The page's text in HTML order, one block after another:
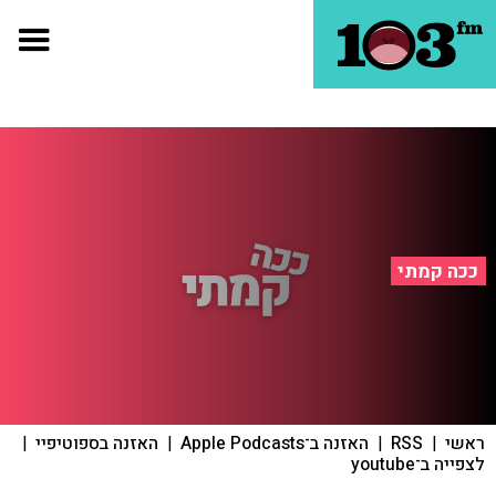
ככה קמתי
ראשי |
RSS
| האזנה ב־Apple Podcasts | האזנה בספוטיפיי |
לצפייה ב־youtube